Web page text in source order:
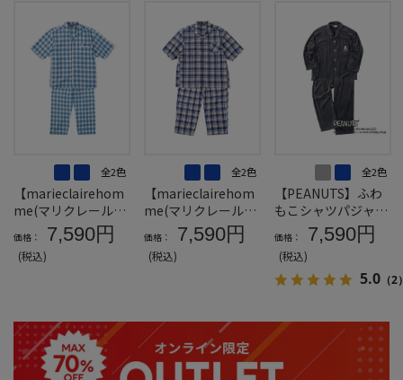
全2色
【marieclairehom
me(マリクレールオ
ム)】さらテックサ
ッカーチェック半袖
パジャマ＊カタログ
価格： 7,590円
(税込)
全2色
【marieclairehom
me(マリクレールオ
ム)】さらテックワ
ッフルチェック半袖
パジャマ＊カタログ
価格： 7,590円
(税込)
全2色
【PEANUTS】ふわ
もこシャツパジャマ
＊カタログ商品
価格： 7,590円
(税込)
5.0 （2